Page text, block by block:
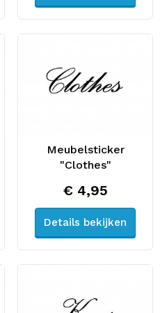
Meubelsticker
"Clothes"
€ 4,95
Details bekijken